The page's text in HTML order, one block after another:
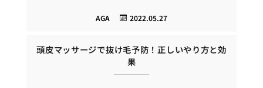
2022.05.27
AGA
頭皮マッサージで抜け毛予防！正しいやり方と効
果